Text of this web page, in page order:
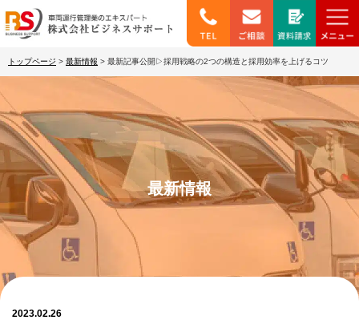
トップページ > 最新情報 > 最新記事公開▷採用戦略の2つの構造と採用効率を上げるコツ
最新情報
2023.02.26